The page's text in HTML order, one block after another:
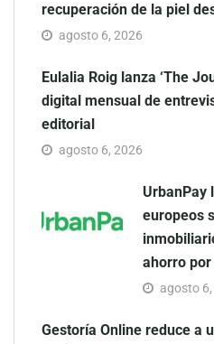
recuperación de la piel
agosto 6, 2026
Eulalia Roig lanza ‘The
digital mensual de
editorial
agosto 6, 2026
UrbanPay
europeos
ahorro
agosto
Gestoría Online reduce a